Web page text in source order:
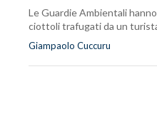
Le Guardie Ambientali
ciottoli trafugati da un
Giampaolo Cuccuru